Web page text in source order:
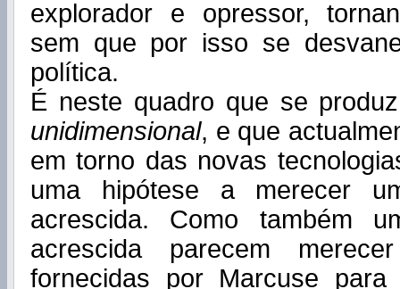
explorador e opressor,
sem que por isso se
política.
É neste quadro que se
unidimensional, e que
em torno das novas
uma hipótese a merecer
acrescida. Como também
acrescida parecem
fornecidas por Marcuse